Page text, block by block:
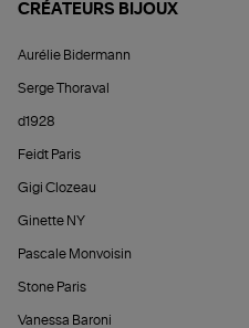
CRÉATEURS BIJOUX
Aurélie Bidermann
Serge Thoraval
d1928
Feidt Paris
Gigi Clozeau
Ginette NY
Pascale Monvoisin
Stone Paris
Vanessa Baroni